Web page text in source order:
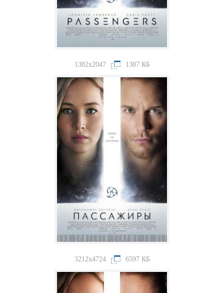
1382x2047 1387 КБ
3212x4724 6597 КБ